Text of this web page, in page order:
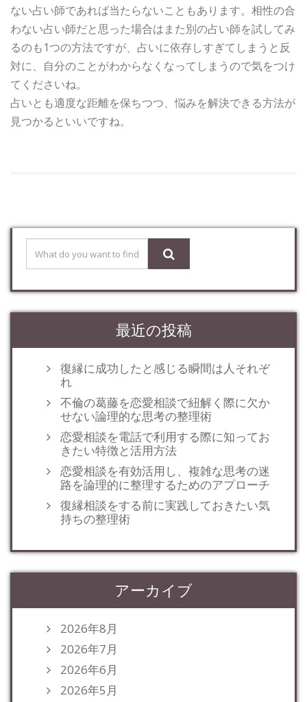
ない占い師であれば当たらないこともあります。相性の合
わない占い師だと思った場合はまた別の占い師を試してみ
るのも1つの方法ですが、占いに依存しすぎてしまうと反
対に、自分のことがわからなくなってしまうので気をつけ
てくださいね。
占いとも適度な距離を保ちつつ、悩みを解決できる方法が
見つかるといいですね。
最近の投稿
復縁に成功したと感じる瞬間は人それぞ
れ
不倫の葛藤を恋愛相談で紐解く際に欠か
せない論理的な思考の整理術
恋愛相談を電話で利用する際に知ってお
きたい特徴と活用方法
恋愛相談を有効活用し、複雑な思考の迷
路を論理的に整理するためのアプローチ
復縁相談をする前に実践しておきたい気
持ちの整理術
アーカイブ
2026年8月
2026年7月
2026年6月
2026年5月